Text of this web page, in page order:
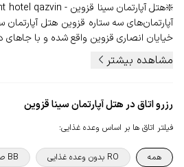
آپارتمان‌های سه ستاره قزوین هتل آپارتمان
خیایان انصاری قزوین واقع شده و با
مشاهده بیشتر
رزرو اتاق در هتل آپارتمان سینا قزوین
فیلتر اتاق ها بر اساس وعده غذایی:
همه RO بدون وعده غذایی BB صبحانه